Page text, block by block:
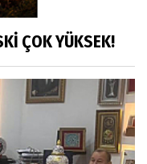
ÇOK YÜKSEK!